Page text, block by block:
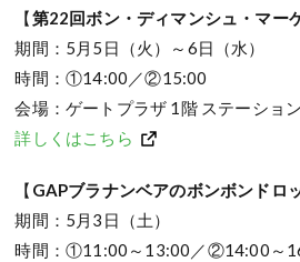
【第22回ボン・ディマンシュ・マー
期間：5月5日（火）～6日（水）
時間：①14:00／②15:00
会場：ゲートプラザ 1階 ステーショ
詳しくはこちら
【 GAPブラナンベアのボンボンドロ
期間：5月3日（土）
時間：①11:00～13:00／②14:00～